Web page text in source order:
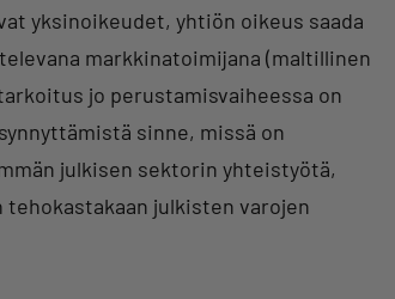
yksinoikeudet, yhtiön oikeus saada
markkinatoimijana (maltillinen
jo perustamisvaiheessa on
sinne, missä on
julkisen sektorin yhteistyötä,
julkisten varojen